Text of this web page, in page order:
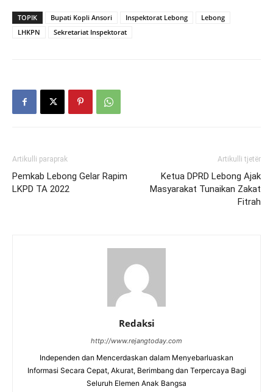
TOPIK Bupati Kopli Ansori Inspektorat Lebong
Lebong
LHKPN
Sekretariat Inspektorat
Artikulli paraprak
Pemkab Lebong Gelar Rapim
LKPD TA 2022
Artikulli tjetër
Ketua DPRD Lebong Ajak
Masyarakat Tunaikan Zakat
Fitrah
Redaksi
http://www.rejangtoday.com
Independen dan Mencerdaskan dalam Menyebarluaskan
Informasi Secara Cepat, Akurat, Berimbang dan Terpercaya Bagi
Seluruh Elemen Anak Bangsa